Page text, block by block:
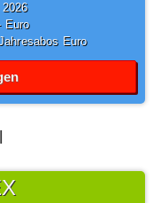
Euro
Euro